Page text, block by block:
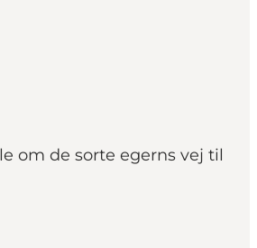
om de sorte egerns vej til